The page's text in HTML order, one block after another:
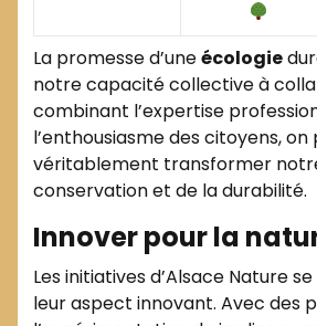
La promesse d’uneécologie
notre capacité collective à
combinant l’expertise
l’enthousiasme des citoyens, on
véritablement transformer
conservation et de la durabilité.
Innover pour la
Les initiatives d’Alsace Nature
leur aspect innovant. Avec des